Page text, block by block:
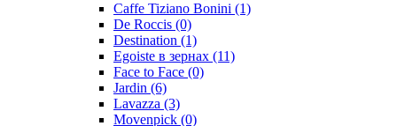
Caffe Tiziano Bonini (1)
De Roccis (0)
Destination (1)
Egoiste в зернах (11)
Face to Face (0)
Jardin (6)
Lavazza (3)
Movenpick (0)